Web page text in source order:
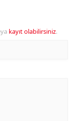
kayıt olabilirsiniz.